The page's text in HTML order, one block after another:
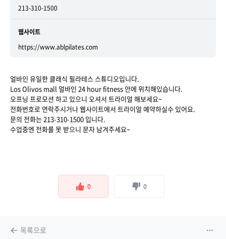
213-310-1500
웹사이트
https://www.ablpilates.com
얼바인 유일한 클래식 필라테스 스튜디오입니다.
Los Olivos mall 얼바인 24 hour fitness 안에 위치해있습니다.
오프닝 프로모션 하고 있으니 오셔서 트라이얼 해보세요~
전화번호로 연락주시거나 웹사이트에서 트라이얼 예약하실수 있어요.
문의 전화는 213-310-1500 입니다.
수업중엔 전화를 못 받으니 문자 남겨주세요~
0 0
목록으로